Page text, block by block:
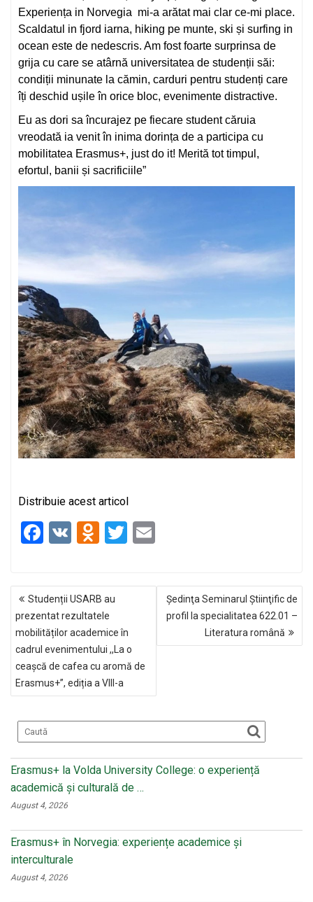
Experiența in Norvegia mi-a arătat mai clar ce-mi place.
Scaldatul in fjord iarna, hiking pe munte, ski și surfing in
ocean este de nedescris. Am fost foarte surprinsa de
grija cu care se atârnă universitatea de studenții săi:
condiții minunate la cămin, carduri pentru studenți care
îți deschid ușile în orice bloc, evenimente distractive.
Eu as dori sa încurajez pe fiecare student căruia
vreodată ia venit în inima dorința de a participa cu
mobilitatea Erasmus+, just do it! Merită tot timpul,
efortul, banii și sacrificiile”
Distribuie acest articol
F
b
o
o
k
V
O
o
kl
a
ss
ni
T
NAVIGARE
ÎN
ARTICOLE
Studenții USARB au
prezentat rezultatele
mobilităților academice în
cadrul evenimentului ,,La o
ceașcă de cafea cu aromă de
Erasmus+”, ediția a VIII-a
Ședinţa Seminarul Ştiinţific de
profil la specialitatea 622.01 –
Literatura română
Erasmus+ la Volda University College: o experiență
academică și culturală de …
August 4, 2026
Erasmus+ în Norvegia: experiențe academice și
interculturale
August 4, 2026